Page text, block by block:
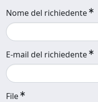
Nome del richiedente
E-mail del richiedente
File